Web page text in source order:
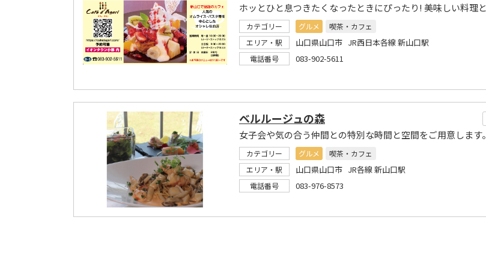
カテゴリー グルメ
喫茶・カフェ
エリア・駅
山口県山口市 JR西日本各線 新山口駅
電話番号 083-902-5611
ベルルージュの森
女子会や気の合う仲間との特別な時間と空間をご用意します。
カテゴリー グルメ
喫茶・カフェ
エリア・駅
山口県山口市 JR各線 新山口駅
電話番号 083-976-8573